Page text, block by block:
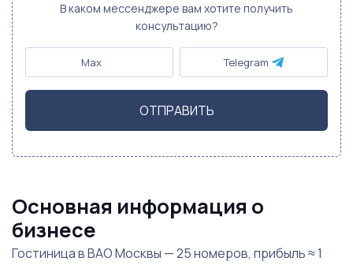
В каком мессенджере вам хотите получить
консультацию?
Max Telegram
ОТПРАВИТЬ
Основная информация о
бизнесе
Гостиница в ВАО Москвы — 25 номеров, прибыль ≈ 1